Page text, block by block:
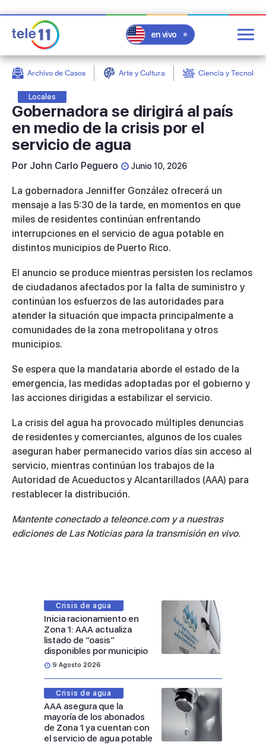
en vivo
Archivo de Casos Arte y Cultura Ciencia y
Locales
Gobernadora se dirigirá al país
en medio de la crisis por el
servicio de agua
Por John Carlo Peguero Junio 10, 2026
La gobernadora Jenniffer González ofrecerá un
mensaje a las 5:30 de la tarde, en momentos en que
miles de residentes continúan enfrentando
interrupciones en el servicio de agua potable en
distintos municipios de Puerto Rico.
El anuncio se produce mientras persisten los reclamos
de ciudadanos afectados por la falta de suministro y
continúan los esfuerzos de las autoridades para
atender la situación que impacta principalmente a
comunidades de la zona metropolitana y otros
municipios.
Se espera que la mandataria aborde el estado de la
emergencia, las medidas adoptadas por el gobierno y
las acciones dirigidas a estabilizar el servicio.
La crisis del agua ha provocado múltiples denuncias
de residentes y comerciantes, algunos de los cuales
aseguran haber permanecido varios días sin acceso al
servicio, mientras continúan los trabajos de la
Autoridad de Acueductos y Alcantarillados (AAA) para
restablecer la distribución.
Mantente conectado a teleonce.com y a nuestras
ediciones de Las Noticias para la transmisión en vivo.
Crisis de agua
Inicia racionamiento en
Zona 1: AAA actualiza
listado de “oasis”
disponibles por municipio
9 Agosto 2026
Crisis de agua
AAA asegura que la
mayoría de los abonados
de Zona 1 ya cuentan con
el servicio de agua potable
post